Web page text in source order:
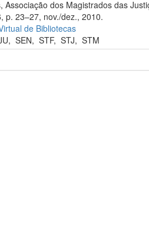
dos Magistrados das
p. 23–27, nov./dez., 2010.
de Bibliotecas
,SEN,STF,STJ,STM